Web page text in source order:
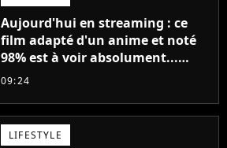
Aujourd'hui en streaming : ce
film adapté d'un anime et noté
98% est à voir absolument...
sinon vous ne comprendrez plus
09:24
LIFESTYLE